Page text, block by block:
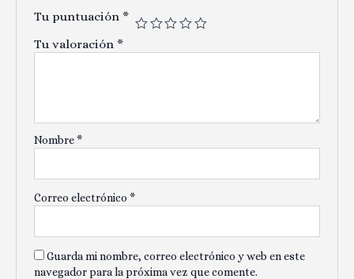
Tu puntuación *
Tu valoración *
Nombre*
Correo electrónico *
Guarda mi nombre, correo electrónico y web en este
navegador para la próxima vez que comente.